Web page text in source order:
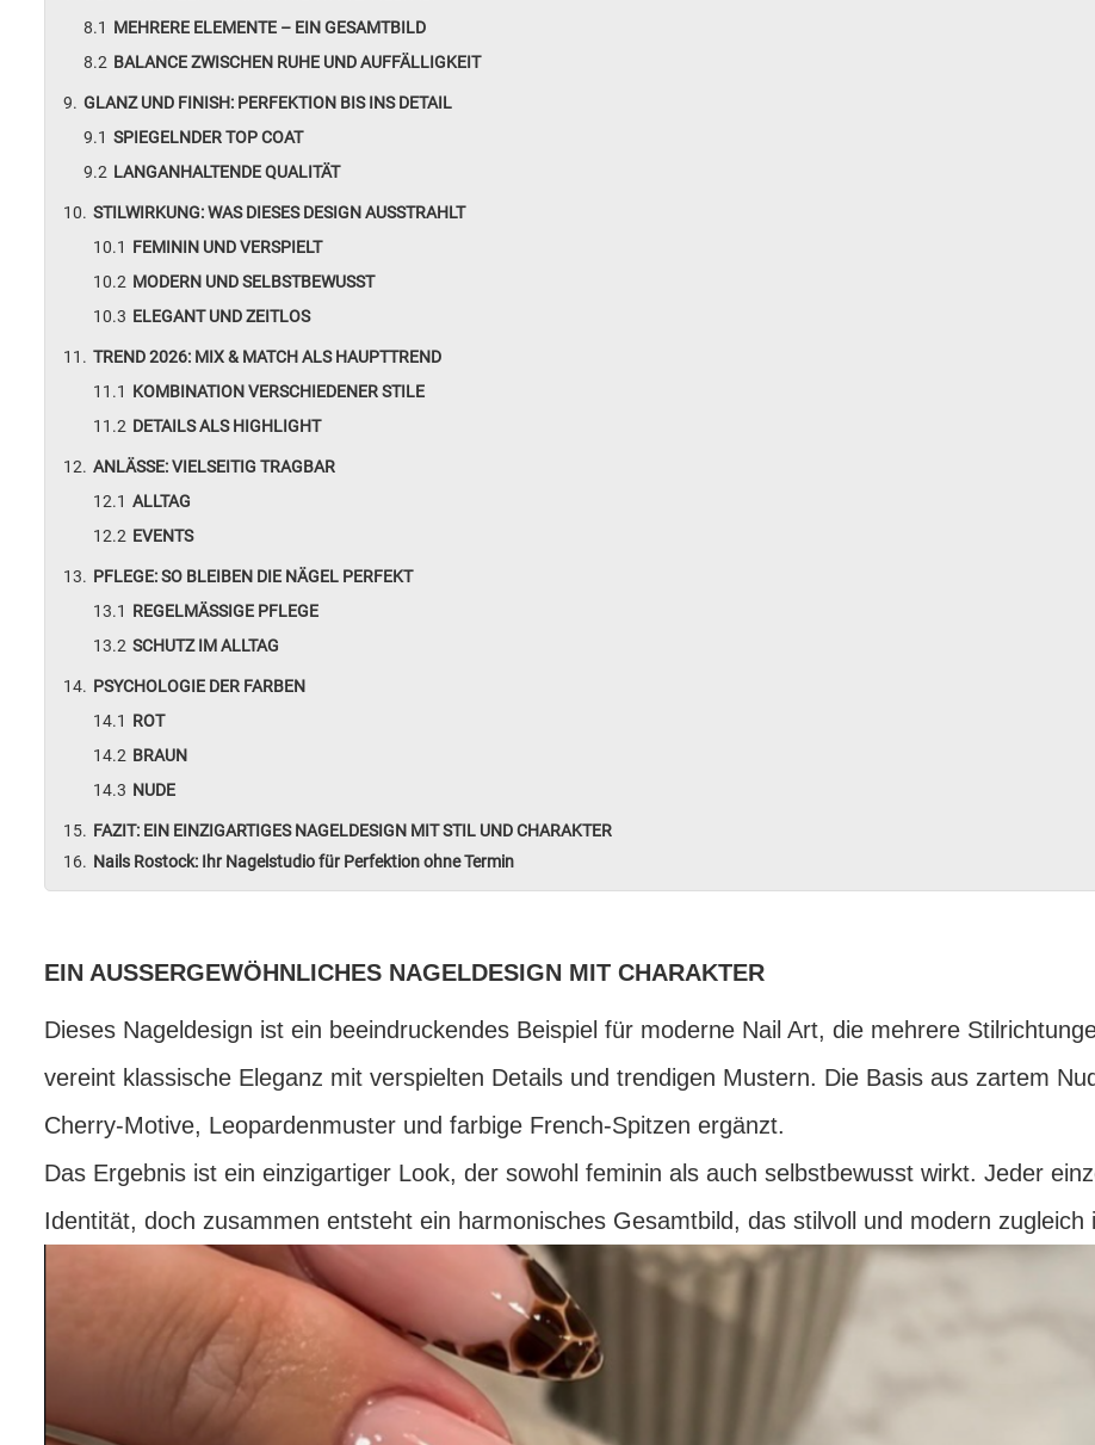
MEHRERE ELEMENTE – EIN GESAMTBILD
BALANCE ZWISCHEN RUHE UND AUFFÄLLIGKEIT
GLANZ UND FINISH: PERFEKTION BIS INS DETAIL
SPIEGELNDER TOP COAT
LANGANHALTENDE QUALITÄT
STILWIRKUNG: WAS DIESES DESIGN AUSSTRAHLT
FEMININ UND VERSPIELT
MODERN UND SELBSTBEWUSST
ELEGANT UND ZEITLOS
TREND 2026: MIX & MATCH ALS HAUPTTREND
KOMBINATION VERSCHIEDENER STILE
DETAILS ALS HIGHLIGHT
ANLÄSSE: VIELSEITIG TRAGBAR
ALLTAG
EVENTS
PFLEGE: SO BLEIBEN DIE NÄGEL PERFEKT
REGELMÄSSIGE PFLEGE
SCHUTZ IM ALLTAG
PSYCHOLOGIE DER FARBEN
ROT
BRAUN
NUDE
FAZIT: EIN EINZIGARTIGES NAGELDESIGN MIT STIL UND CHARAKTER
Nails Rostock: Ihr Nagelstudio für Perfektion ohne Termin
EIN AUSSERGEWÖHNLICHES NAGELDESIGN MIT CHARAKTER
Dieses Nageldesign ist ein beeindruckendes Beispiel für moderne Nail Art, die mehrere
vereint klassische Eleganz mit verspielten Details und trendigen Mustern. Die Basis aus zartem
Cherry-Motive, Leopardenmuster und farbige French-Spitzen ergänzt.
Das Ergebnis ist ein einzigartiger Look, der sowohl feminin als auch selbstbewusst wirkt. Jeder
Identität, doch zusammen entsteht ein harmonisches Gesamtbild, das stilvoll und modern zugleich